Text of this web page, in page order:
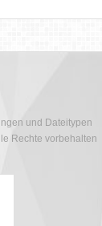
und Dateitypen
Rechte vorbehalten